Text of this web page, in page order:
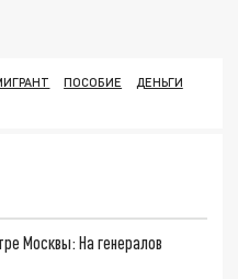
ПОСОБИЕ
ДЕНЬГИ
Москвы: На генералов